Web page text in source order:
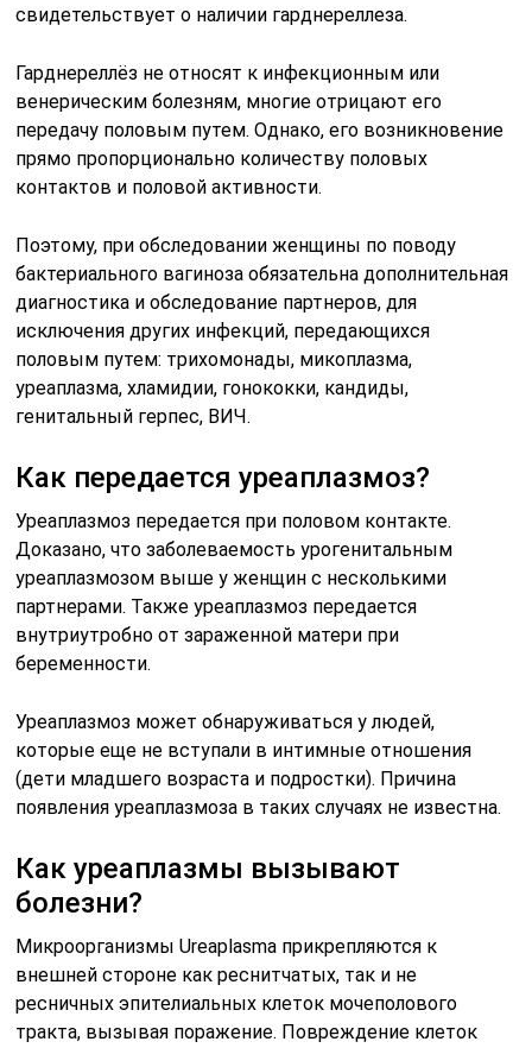
свидетельствует о наличии гарднереллеза.
Гарднереллёз не относят к инфекционным или
венерическим болезням, многие отрицают его
передачу половым путем. Однако, его возникновение
прямо пропорционально количеству половых
контактов и половой активности.
Поэтому, при обследовании женщины по поводу
бактериального вагиноза обязательна дополнительная
диагностика и обследование партнеров, для
исключения других инфекций, передающихся
половым путем: трихомонады, микоплазма,
уреаплазма, хламидии, гонококки, кандиды,
генитальный герпес, ВИЧ.
Как передается уреаплазмоз?
Уреаплазмоз передается при половом контакте.
Доказано, что заболеваемость урогенитальным
уреаплазмозом выше у женщин с несколькими
партнерами. Также уреаплазмоз передается
внутриутробно от зараженной матери при
беременности.
Уреаплазмоз может обнаруживаться у людей,
которые еще не вступали в интимные отношения
(дети младшего возраста и подростки). Причина
появления уреаплазмоза в таких случаях не известна.
Как уреаплазмы вызывают
болезни?
Микроорганизмы Ureaplasma прикрепляются к
внешней стороне как реснитчатых, так и не
ресничных эпителиальных клеток мочеполового
тракта, вызывая поражение. Повреждение клеток